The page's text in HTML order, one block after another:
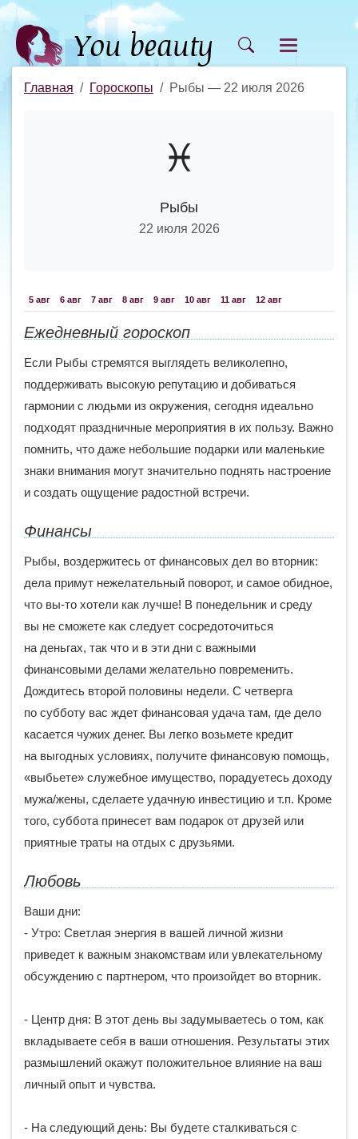
Главная Гороскопы Рыбы — 22 июля 2026
♓
Рыбы
22 июля 2026
5 авг 6 авг 7 авг 8 авг 9 авг 10 авг 11 авг 12 авг
Ежедневный гороскоп
Если Рыбы стремятся выглядеть великолепно,
поддерживать высокую репутацию и добиваться
гармонии с людьми из окружения, сегодня идеально
подходят праздничные мероприятия в их пользу. Важно
помнить, что даже небольшие подарки или маленькие
знаки внимания могут значительно поднять настроение
и создать ощущение радостной встречи.
Финансы
Рыбы, воздержитесь от финансовых дел во вторник:
дела примут нежелательный поворот, и самое обидное,
что вы-то хотели как лучше! В понедельник и среду
вы не сможете как следует сосредоточиться
на деньгах, так что и в эти дни с важными
финансовыми делами желательно повременить.
Дождитесь второй половины недели. С четверга
по субботу вас ждет финансовая удача там, где дело
касается чужих денег. Вы легко возьмете кредит
на выгодных условиях, получите финансовую помощь,
«выбьете» служебное имущество, порадуетесь доходу
мужа/жены, сделаете удачную инвестицию и т.п. Кроме
того, суббота принесет вам подарок от друзей или
приятные траты на отдых с друзьями.
Любовь
Ваши дни:
- Утро: Светлая энергия в вашей личной жизни
приведет к важным знакомствам или увлекательному
обсуждению с партнером, что произойдет во вторник.
- Центр дня: В этот день вы задумываетесь о том, как
вкладываете себя в ваши отношения. Результаты этих
размышлений окажут положительное влияние на ваш
личный опыт и чувства.
- На следующий день: Вы будете сталкиваться с